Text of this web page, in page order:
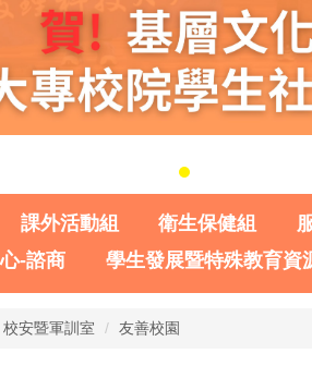
課外活動組 衛生保健組
-諮商
學生發展暨特殊教育資
校安暨軍訓室 友善校園